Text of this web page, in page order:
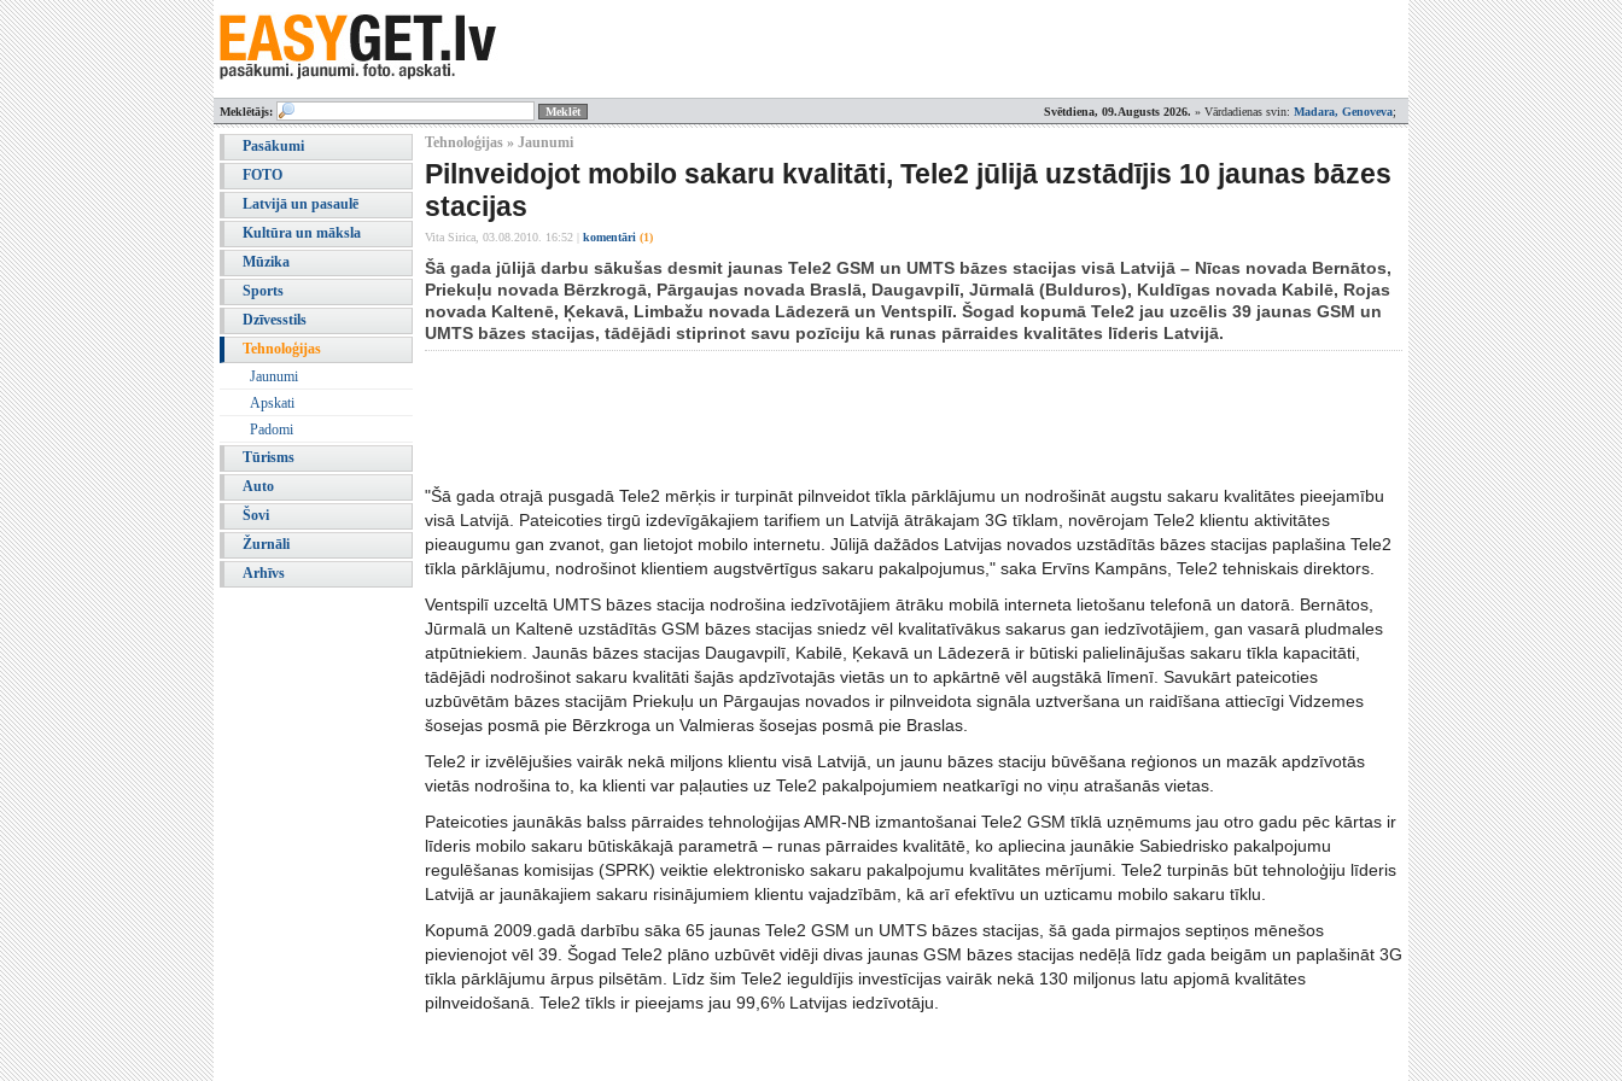
Svētdiena, 09.Augusts 2026. » Vārdadienas svin: Madara, Genoveva;
Meklētājs:
Pasākumi
FOTO
Latvijā un pasaulē
Kultūra un māksla
Mūzika
Sports
Dzīvesstils
Tehnoloģijas
Jaunumi
Apskati
Padomi
Tūrisms
Auto
Šovi
Žurnāli
Arhīvs
Tehnoloģijas » Jaunumi
Pilnveidojot mobilo sakaru kvalitāti, Tele2 jūlijā uzstādījis 10 jaunas bāzes
stacijas
Vita Sirica, 03.08.2010. 16:52 komentāri (1)
Šā gada jūlijā darbu sākušas desmit jaunas Tele2 GSM un UMTS bāzes stacijas visā Latvijā – Nīcas novada Bernātos,
Priekuļu novada Bērzkrogā, Pārgaujas novada Braslā, Daugavpilī, Jūrmalā (Bulduros), Kuldīgas novada Kabilē, Rojas
novada Kaltenē, Ķekavā, Limbažu novada Lādezerā un Ventspilī. Šogad kopumā Tele2 jau uzcēlis 39 jaunas GSM un
UMTS bāzes stacijas, tādējādi stiprinot savu pozīciju kā runas pārraides kvalitātes līderis Latvijā.
"Šā gada otrajā pusgadā Tele2 mērķis ir turpināt pilnveidot tīkla pārklājumu un nodrošināt augstu sakaru kvalitātes pieejamību
visā Latvijā. Pateicoties tirgū izdevīgākajiem tarifiem un Latvijā ātrākajam 3G tīklam, novērojam Tele2 klientu aktivitātes
pieaugumu gan zvanot, gan lietojot mobilo internetu. Jūlijā dažādos Latvijas novados uzstādītās bāzes stacijas paplašina Tele2
tīkla pārklājumu, nodrošinot klientiem augstvērtīgus sakaru pakalpojumus," saka Ervīns Kampāns, Tele2 tehniskais direktors.
Ventspilī uzceltā UMTS bāzes stacija nodrošina iedzīvotājiem ātrāku mobilā interneta lietošanu telefonā un datorā. Bernātos,
Jūrmalā un Kaltenē uzstādītās GSM bāzes stacijas sniedz vēl kvalitatīvākus sakarus gan iedzīvotājiem, gan vasarā pludmales
atpūtniekiem. Jaunās bāzes stacijas Daugavpilī, Kabilē, Ķekavā un Lādezerā ir būtiski palielinājušas sakaru tīkla kapacitāti,
tādējādi nodrošinot sakaru kvalitāti šajās apdzīvotajās vietās un to apkārtnē vēl augstākā līmenī. Savukārt pateicoties
uzbūvētām bāzes stacijām Priekuļu un Pārgaujas novados ir pilnveidota signāla uztveršana un raidīšana attiecīgi Vidzemes
šosejas posmā pie Bērzkroga un Valmieras šosejas posmā pie Braslas.
Tele2 ir izvēlējušies vairāk nekā miljons klientu visā Latvijā, un jaunu bāzes staciju būvēšana reģionos un mazāk apdzīvotās
vietās nodrošina to, ka klienti var paļauties uz Tele2 pakalpojumiem neatkarīgi no viņu atrašanās vietas.
Pateicoties jaunākās balss pārraides tehnoloģijas AMR-NB izmantošanai Tele2 GSM tīklā uzņēmums jau otro gadu pēc kārtas ir
līderis mobilo sakaru būtiskākajā parametrā – runas pārraides kvalitātē, ko apliecina jaunākie Sabiedrisko pakalpojumu
regulēšanas komisijas (SPRK) veiktie elektronisko sakaru pakalpojumu kvalitātes mērījumi. Tele2 turpinās būt tehnoloģiju līderis
Latvijā ar jaunākajiem sakaru risinājumiem klientu vajadzībām, kā arī efektīvu un uzticamu mobilo sakaru tīklu.
Kopumā 2009.gadā darbību sāka 65 jaunas Tele2 GSM un UMTS bāzes stacijas, šā gada pirmajos septiņos mēnešos
pievienojot vēl 39. Šogad Tele2 plāno uzbūvēt vidēji divas jaunas GSM bāzes stacijas nedēļā līdz gada beigām un paplašināt 3G
tīkla pārklājumu ārpus pilsētām. Līdz šim Tele2 ieguldījis investīcijas vairāk nekā 130 miljonus latu apjomā kvalitātes
pilnveidošanā. Tele2 tīkls ir pieejams jau 99,6% Latvijas iedzīvotāju.